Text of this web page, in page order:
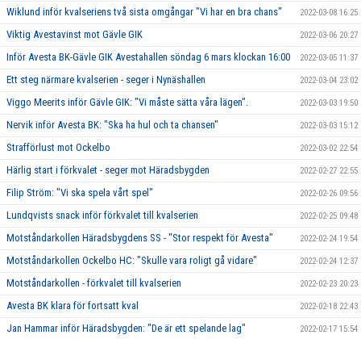
Wiklund inför kvalseriens två sista omgångar "Vi har en bra chans" 2022-03-08 16:25
Viktig Avestavinst mot Gävle GIK 2022-03-06 20:27
Inför Avesta BK-Gävle GIK Avestahallen söndag 6 mars klockan 16:00 2022-03-05 11:37
Ett steg närmare kvalserien - seger i Nynäshallen 2022-03-04 23:02
Viggo Meerits inför Gävle GIK: "Vi måste sätta våra lägen". 2022-03-03 19:50
Nervik inför Avesta BK: "Ska ha hul och ta chansen" 2022-03-03 15:12
Strafförlust mot Ockelbo 2022-03-02 22:54
Härlig start i förkvalet - seger mot Häradsbygden 2022-02-27 22:55
Filip Ström: "Vi ska spela vårt spel" 2022-02-26 09:56
Lundqvists snack inför förkvalet till kvalserien 2022-02-25 09:48
Motståndarkollen Häradsbygdens SS - "Stor respekt för Avesta" 2022-02-24 19:54
Motståndarkollen Ockelbo HC: "Skulle vara roligt gå vidare" 2022-02-24 12:37
Motståndarkollen - förkvalet till kvalserien 2022-02-23 20:23
Avesta BK klara för fortsatt kval 2022-02-18 22:43
Jan Hammar inför Häradsbygden: "De är ett spelande lag" 2022-02-17 15:54